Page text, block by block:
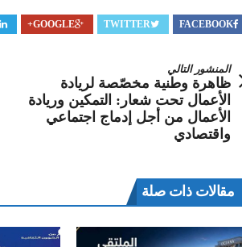
FACEBOOK
TWITTER
GOOGLE+
المنشور التالي
ظاهرة وطنية مخصّصة لريادة
الأعمال تحت شعار: التمكين وريادة
الأعمال من أجل إدماج اجتماعي
واقتصادي
مقالات ذات صلة